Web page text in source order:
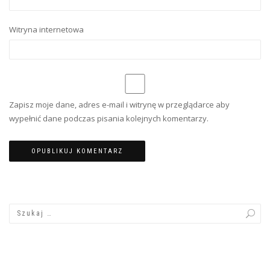
Witryna internetowa
Zapisz moje dane, adres e-mail i witrynę w przeglądarce aby
wypełnić dane podczas pisania kolejnych komentarzy.